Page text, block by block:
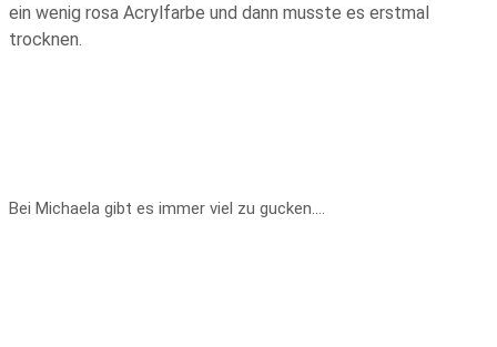
ein wenig rosa Acrylfarbe und dann musste es erstmal
trocknen.
Bei Michaela gibt es immer viel zu gucken….